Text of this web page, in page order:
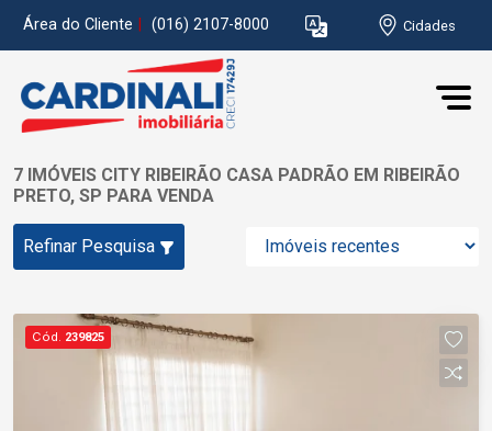
Área do Cliente (016) 2107-8000 Cidades
7 IMÓVEIS CITY RIBEIRÃO CASA PADRÃO EM RIBEIRÃO
PRETO, SP PARA VENDA
Refinar Pesquisa
Cód. 239825